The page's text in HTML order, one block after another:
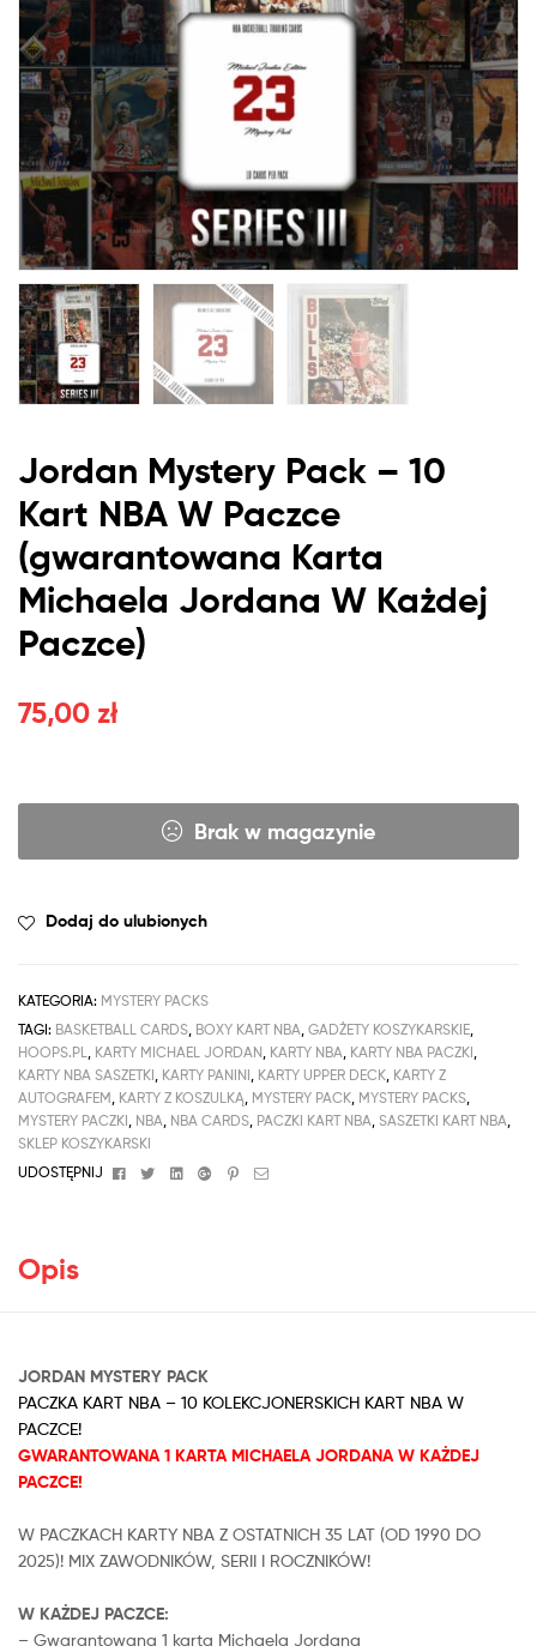
Paczce
(gwarantowana
Karta
Michaela
Jordana
W
Każdej
Paczce)
Jordan Mystery Pack – 10
Kart NBA W Paczce
(gwarantowana Karta
Michaela Jordana W Każdej
Paczce)
75,00 zł
Brak w magazynie
Dodaj do ulubionych
KATEGORIA: MYSTERY PACKS
TAGI: BASKETBALL CARDS BOXY KART NBA GADŻETY KOSZYKARSKIE
HOOPS.PL
KARTY MICHAEL JORDAN KARTY NBA KARTY NBA PACZKI
KARTY NBA SASZETKI KARTY PANINI KARTY UPPER DECK KARTY Z
AUTOGRAFEM KARTY Z KOSZULKĄ MYSTERY PACK MYSTERY PACKS
MYSTERY PACZKI NBA NBA CARDS PACZKI KART NBA SASZETKI KART NBA
SKLEP KOSZYKARSKI
UDOSTĘPNIJ
FacebookTwitterLinkedinGoogle+Pinterest
Email
Opis
JORDAN MYSTERY PACK
PACZKA KART NBA – 10 KOLEKCJONERSKICH KART NBA W
PACZCE!
GWARANTOWANA 1 KARTA MICHAELA JORDANA W KAŻDEJ
PACZCE!
W PACZKACH KARTY NBA Z OSTATNICH 35 LAT (OD 1990 DO
2025)! MIX ZAWODNIKÓW, SERII I ROCZNIKÓW!
W KAŻDEJ PACZCE:
– Gwarantowana 1 karta Michaela Jordana